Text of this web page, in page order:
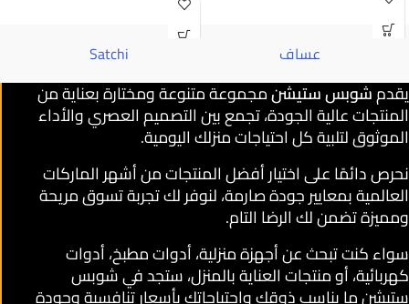
عساف Satchi
يقدمشوبس ستيشنمجموعة متنوعة ومختارة بعناية من
المنتجات عالية الجودة، تجمع بين التصميم العصري والأداء
الموثوق لتلبية كل احتياجات منزلك اليومية.
نحرص دائمًا على اختيار أفضل المنتجات من أشهر الماركات
العالمية بمعايير جودة صارمة، لنوفر لك تجربة تسوق مريحة
ومميزة تضمن لك الرضا التام.
سواء كنت تبحث عن أجهزة منزلية، أدوات مطبخ، أدوات
كهربائية، أو منتجات العناية بالمنزل، ستجد في شوبس
ستيشن ما يناسب ذوقك واحتياجاتك بأسعار تنافسية وجودة